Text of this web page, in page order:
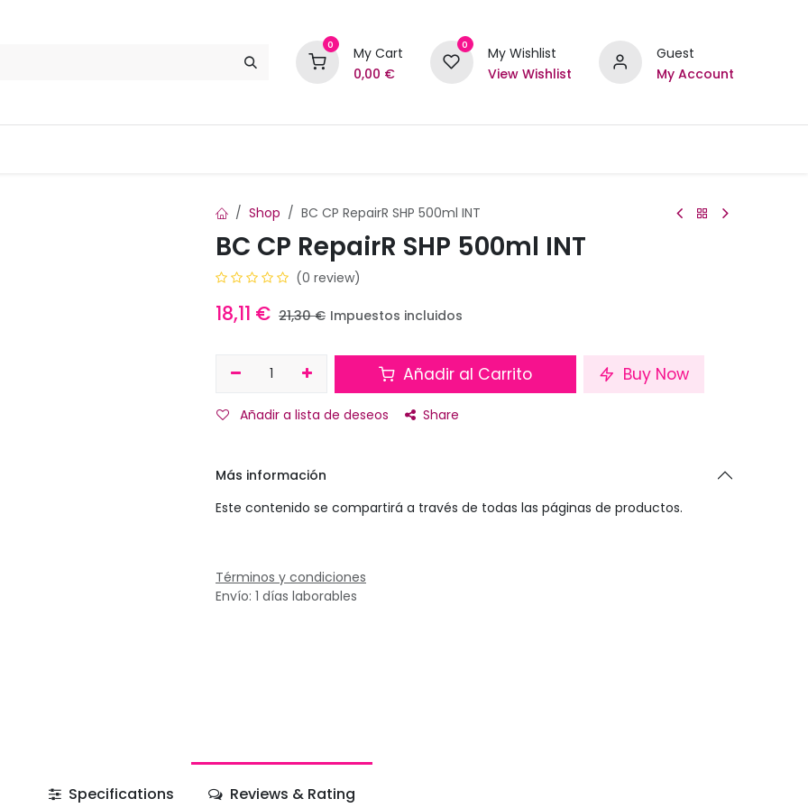
0
My Cart
0,00 €
0
My Wishlist
View Wishlist
Guest
My Account
Shop BC CP RepairR SHP 500ml INT
BC CP RepairR SHP 500ml INT
(0 review)
18,11 € 21,30€ Impuestos incluidos
Añadir al Carrito Buy Now
Añadir a lista de deseos Share
Más información
Este contenido se compartirá a través de todas las páginas de productos.
Términos y condiciones
Envío: 1 días laborables
Specifications Reviews & Rating